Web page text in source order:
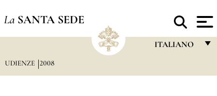
La SANTA SEDE
ITALIANO
UDIENZE 2008